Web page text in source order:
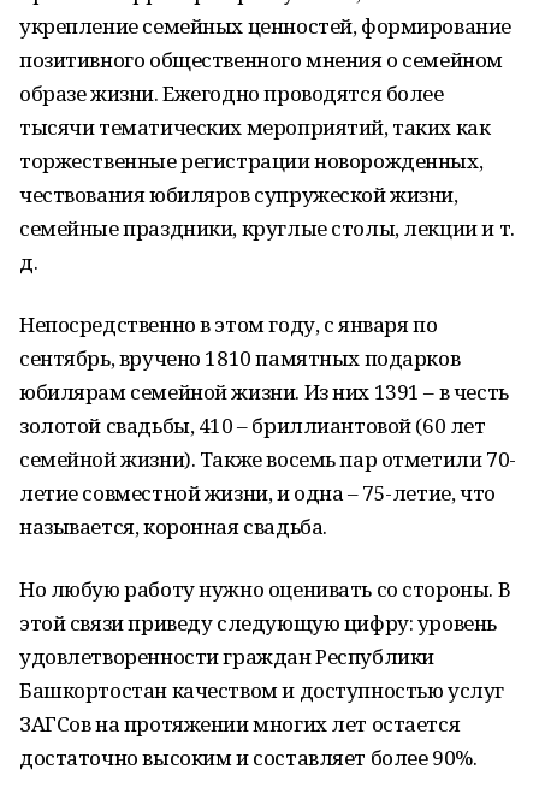
укрепление семейных ценностей, формирование
позитивного общественного мнения о семейном
образе жизни. Ежегодно проводятся более
тысячи тематических мероприятий, таких как
торжественные регистрации новорожденных,
чествования юбиляров супружеской жизни,
семейные праздники, круглые столы, лекции и т.
д.
Непосредственно в этом году, с января по
сентябрь, вручено 1810 памятных подарков
юбилярам семейной жизни. Из них 1391 – в честь
золотой свадьбы, 410 – бриллиантовой (60 лет
семейной жизни). Также восемь пар отметили 70-
летие совместной жизни, и одна – 75-летие, что
называется, коронная свадьба.
Но любую работу нужно оценивать со стороны. В
этой связи приведу следующую цифру: уровень
удовлетворенности граждан Республики
Башкортостан качеством и доступностью услуг
ЗАГСов на протяжении многих лет остается
достаточно высоким и составляет более 90%.